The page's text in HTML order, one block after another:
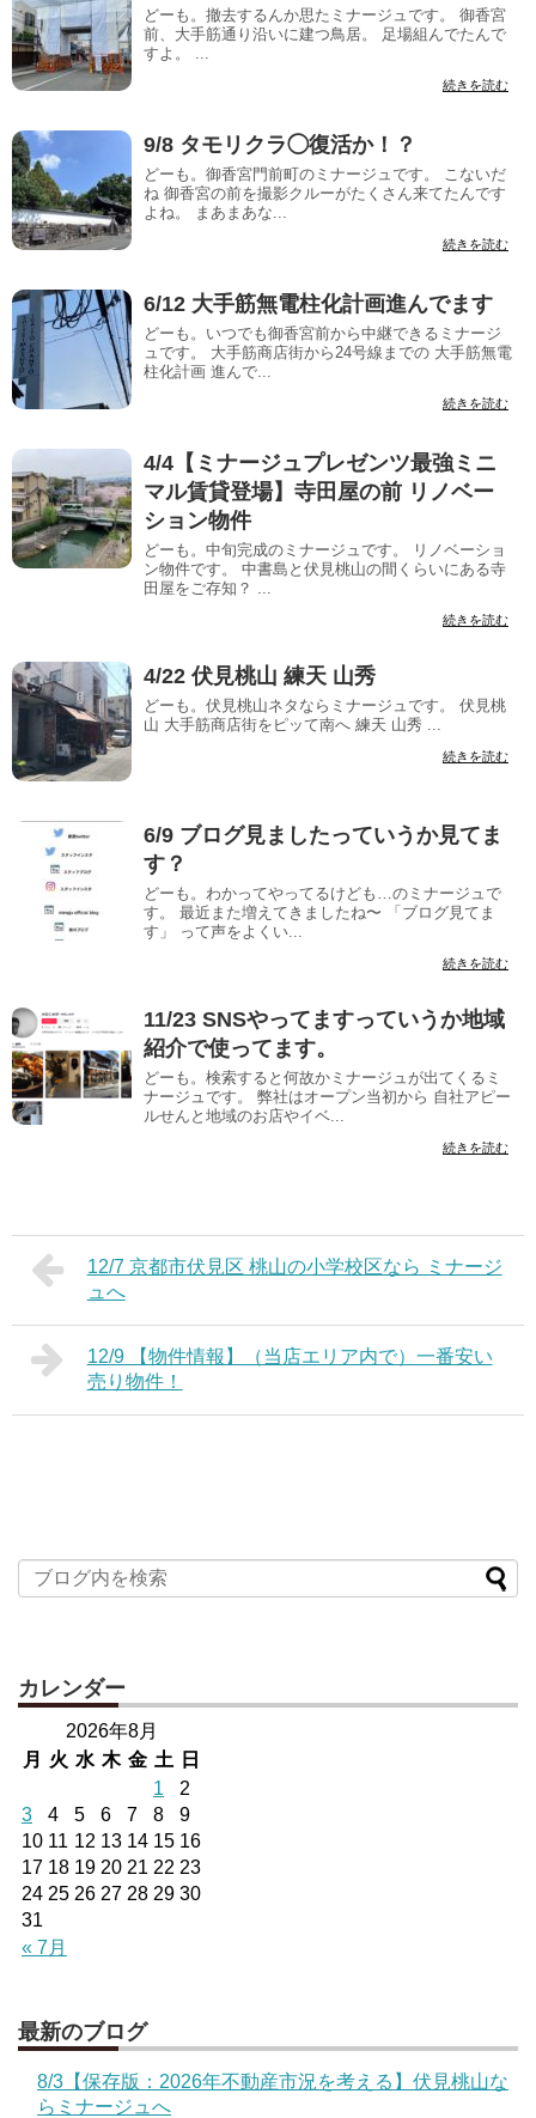
どーも。撤去するんか思たミナージュです。 御香宮
前、大手筋通り沿いに建つ鳥居。 足場組んでたんで
すよ。 ...
続きを読む
9/8 タモリクラ◯復活か！？
どーも。御香宮門前町のミナージュです。 こないだ
ね 御香宮の前を撮影クルーがたくさん来てたんです
よね。 まあまあな...
続きを読む
6/12 大手筋無電柱化計画進んでます
どーも。いつでも御香宮前から中継できるミナージ
ュです。 大手筋商店街から24号線までの 大手筋無電
柱化計画 進んで...
続きを読む
4/4【ミナージュプレゼンツ最強ミニ
マル賃貸登場】寺田屋の前 リノベー
ション物件
どーも。中旬完成のミナージュです。 リノベーショ
ン物件です。 中書島と伏見桃山の間くらいにある寺
田屋をご存知？ ...
続きを読む
4/22 伏見桃山 練天 山秀
どーも。伏見桃山ネタならミナージュです。 伏見桃
山 大手筋商店街をピッて南へ 練天 山秀 ...
続きを読む
6/9 ブログ見ましたっていうか見てま
す？
どーも。わかってやってるけども…のミナージュで
す。 最近また増えてきましたね〜 「ブログ見てま
す」 って声をよくい...
続きを読む
11/23 SNSやってますっていうか地域
紹介で使ってます。
どーも。検索すると何故かミナージュが出てくるミ
ナージュです。 弊社はオープン当初から 自社アピー
ルせんと地域のお店やイベ...
続きを読む
12/7 京都市伏見区 桃山の小学校区なら ミナージ
ュへ
12/9 【物件情報】（当店エリア内で）一番安い
売り物件！
カレンダー
2026年8月
月
火 水 木 金 土 日
« 7月
1
2
3
4 5 6 7 8
9
10 11 12 13 14 15 16
17 18 19 20 21 22 23
24 25 26 27 28 29 30
31
最新のブログ
8/3【保存版：2026年不動産市況を考える】伏見桃山な
らミナージュへ